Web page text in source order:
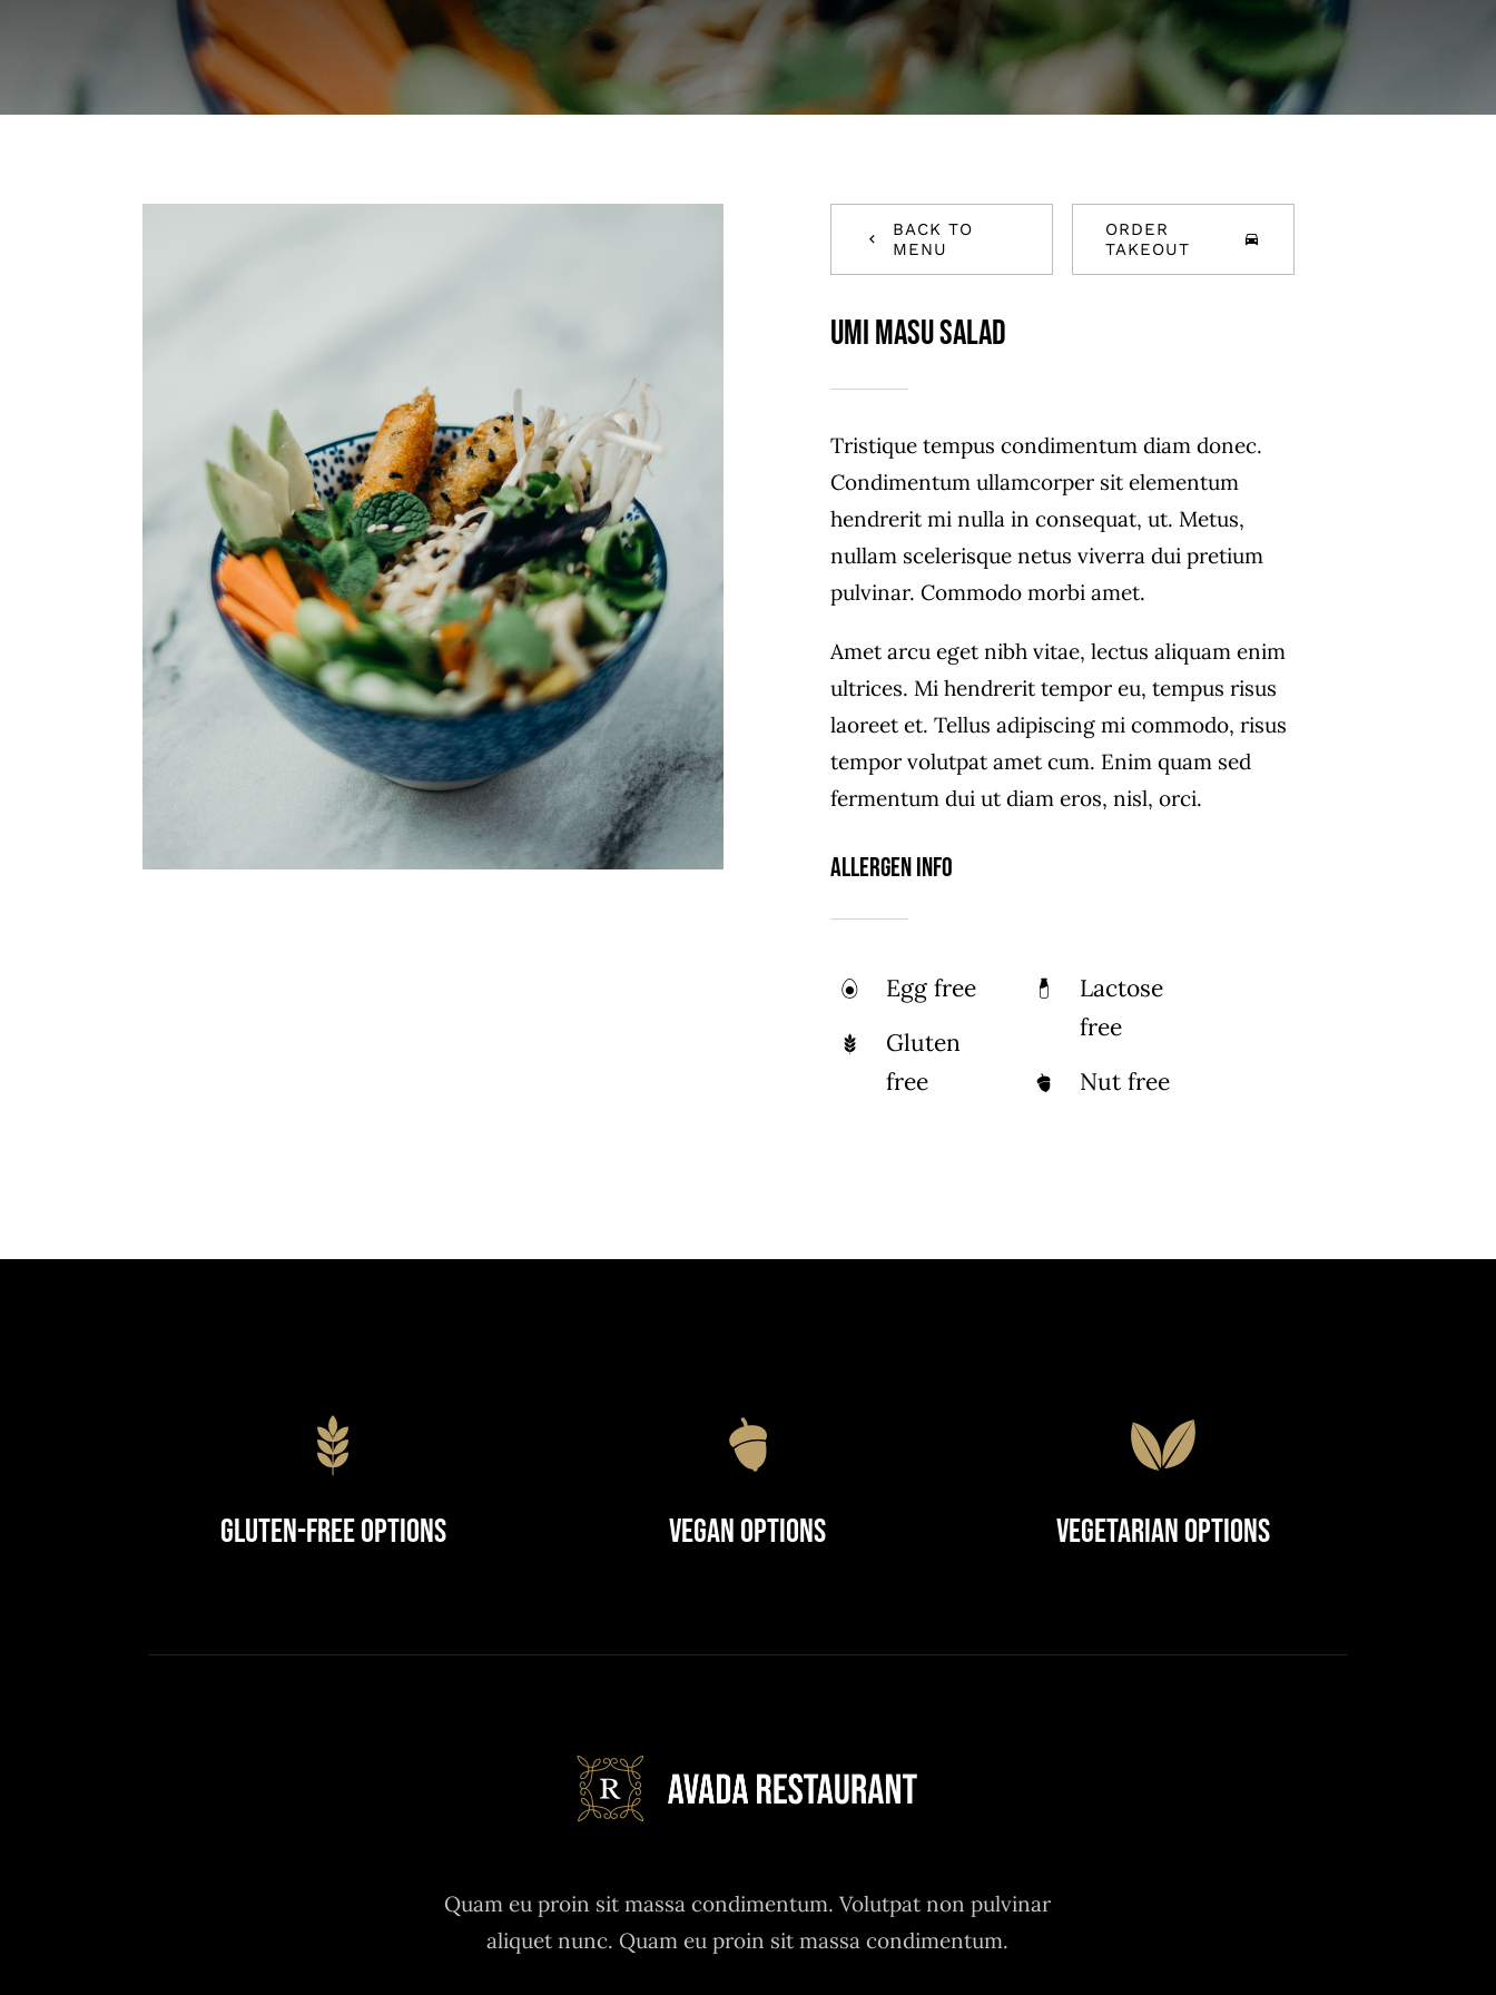
BACK TO
MENU
ORDER
TAKEOUT
Umi Masu Salad
Tristique tempus condimentum diam donec.
Condimentum ullamcorper sit elementum
hendrerit mi nulla in consequat, ut. Metus,
nullam scelerisque netus viverra dui pretium
pulvinar. Commodo morbi amet.
Amet arcu eget nibh vitae, lectus aliquam enim
ultrices. Mi hendrerit tempor eu, tempus risus
laoreet et. Tellus adipiscing mi commodo, risus
tempor volutpat amet cum. Enim quam sed
fermentum dui ut diam eros, nisl, orci.
Allergen Info
Egg free
Gluten
free
Lactose
free
Nut free
Gluten-Free Options Vegan Options Vegetarian Options
Quam eu proin sit massa condimentum. Volutpat non pulvinar
aliquet nunc. Quam eu proin sit massa condimentum.